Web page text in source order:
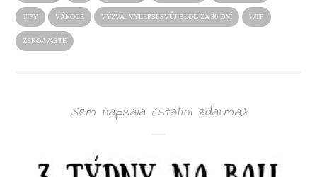
TIPY VÁNOCE VÝZVA: VYLEPŠI SVŮJ BLOG ZA 30 DNÍ WTF
ZERO-WASTE
Sem napsala (stáhni zdarma):